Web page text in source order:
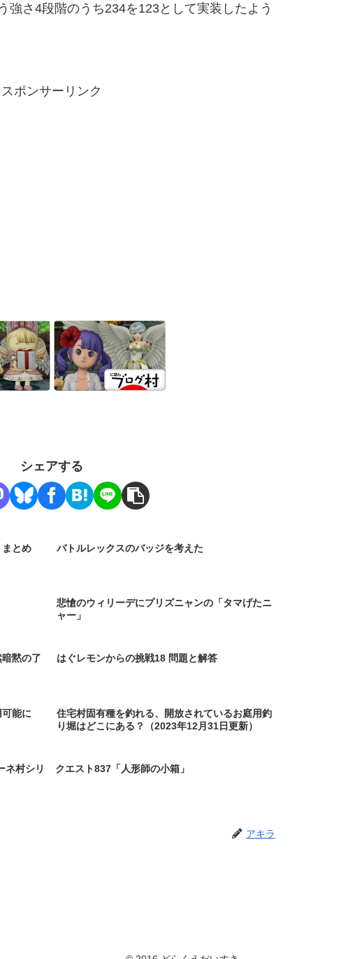
強さ4段階のうち234を123として実装したよう
スポンサーリンク
シェアする
とめ
バトルレックスのバッジを考えた
悲愴のウィリーデにプリズニャンの「タマげたニ
ャー」
暗黙の了
はぐレモンからの挑戦18 問題と解答
能に
住宅村固有種を釣れる、開放されているお庭用釣
り堀はどこにある？（2023年12月31日更新）
ネ村シリ
クエスト837「人形師の小箱」
アキラ